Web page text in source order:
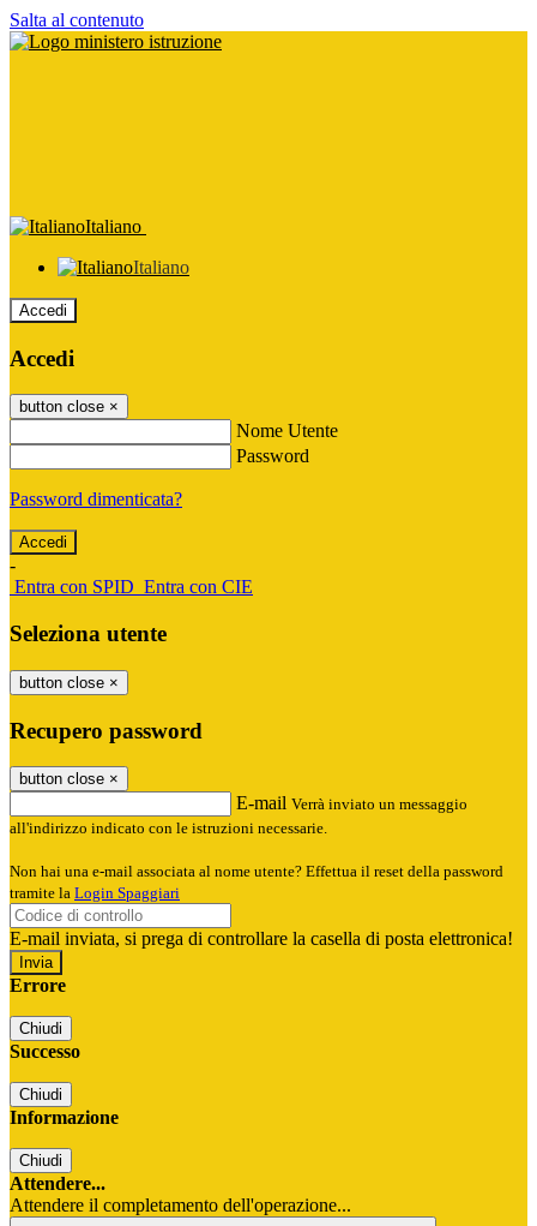
Salta al contenuto
Italiano
Italiano
Accedi
Accedi
button close ×
Nome Utente
Password
Password dimenticata?
-
Entra con SPID Entra con CIE
Seleziona utente
button close ×
Recupero password
button close ×
E-mail Verrà inviato un messaggio
all'indirizzo indicato con le istruzioni necessarie.
Non hai una e-mail associata al nome utente? Effettua il reset della password
tramite la Login Spaggiari
E-mail inviata, si prega di controllare la casella di posta elettronica!
Errore
Chiudi
Successo
Chiudi
Informazione
Chiudi
Attendere...
Attendere il completamento dell'operazione...